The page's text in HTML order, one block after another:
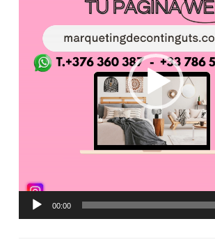
00:00